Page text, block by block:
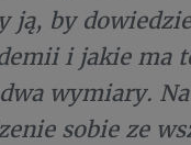
ją, by
i jakie ma
wymiary.
sobie ze